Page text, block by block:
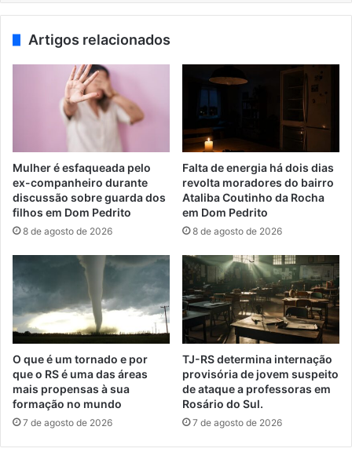
Artigos relacionados
Mulher é esfaqueada pelo
ex-companheiro durante
discussão sobre guarda dos
filhos em Dom Pedrito
8 de agosto de 2026
Falta de energia há dois dias
revolta moradores do bairro
Ataliba Coutinho da Rocha
em Dom Pedrito
8 de agosto de 2026
O que é um tornado e por
que o RS é uma das áreas
mais propensas à sua
formação no mundo
7 de agosto de 2026
TJ-RS determina internação
provisória de jovem suspeito
de ataque a professoras em
Rosário do Sul.
7 de agosto de 2026